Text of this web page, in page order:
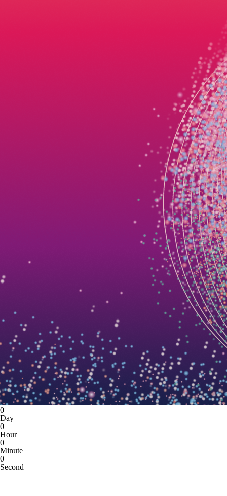
0
Day
0
Hour
0
Minute
0
Second